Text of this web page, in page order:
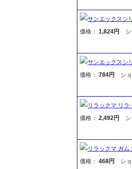
サンエックスシ
価格： 1,824円 シ
サンエックスシ
価格： 784円 ショ
リラックマ リ
価格： 2,492円 シ
リラックマ ガ
価格： 468円 ショ